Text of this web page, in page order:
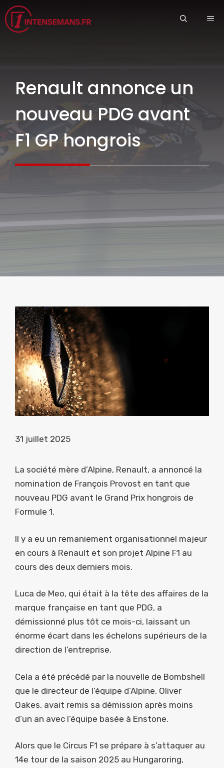
Aller
au
contenu
Renault annonce un
nouveau PDG avant
F1 GP hongrois
31 juillet 2025
La société mère d’Alpine, Renault, a annoncé la
nomination de François Provost en tant que
nouveau PDG avant le Grand Prix hongrois de
Formule 1.
Il y a eu un remaniement organisationnel majeur
en cours à Renault et son projet Alpine F1 au
cours des deux derniers mois.
Luca de Meo, qui était à la tête des affaires de la
marque française en tant que PDG, a
démissionné plus tôt ce mois-ci, laissant un
énorme écart dans les échelons supérieurs de la
direction de l’entreprise.
Cela a été précédé par la nouvelle de Bombshell
que le directeur de l’équipe d’Alpine, Oliver
Oakes, avait remis sa démission après moins
d’un an avec l’équipe basée à Enstone.
Alors que le Circus F1 se prépare à s’attaquer au
14e tour de la saison 2025 au Hungaroring,